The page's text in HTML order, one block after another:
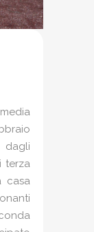
terza
casa